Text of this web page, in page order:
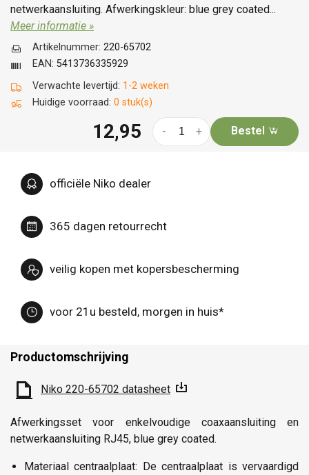
netwerkaansluiting. Afwerkingskleur: blue grey coated...
Meer informatie »
Verwachte levertijd: 1-2 weken
Huidige voorraad: 0 stuk(s)
Artikelnummer: 220-65702
EAN: 5413736335929
12,95 +
- Bestel
officiële Niko dealer
365 dagen retourrecht
veilig kopen met kopersbescherming
voor 21u besteld, morgen in huis*
Productomschrijving
Niko 220-65702 datasheet
Afwerkingsset voor enkelvoudige coaxaansluiting en
netwerkaansluiting RJ45, blue grey coated.
Materiaal centraalplaat: De centraalplaat is vervaardigd